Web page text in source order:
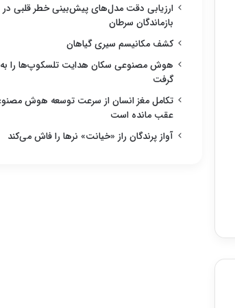
ارزیابی دقت مدل‌های پیش‌بینی خطر قلبی در
بازماندگان سرطان
کشف مکانیسم سیری گیاهان
هوش مصنوعی سکان هدایت تلسکوپ‌ها را
گرفت
تکامل مغز انسان از سرعت توسعه هوش
عقب مانده است
آواز پرندگان راز «خیانت» نرها را فاش می‌کند